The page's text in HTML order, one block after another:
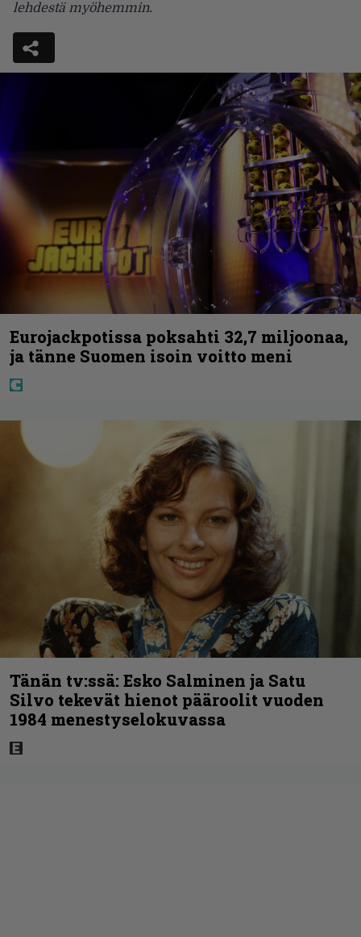
lehdestä myöhemmin.
Eurojackpotissa poksahti 32,7 miljoonaa,
ja tänne Suomen isoin voitto meni
Tänän tv:ssä: Esko Salminen ja Satu
Silvo tekevät hienot pääroolit vuoden
1984 menestyselokuvassa